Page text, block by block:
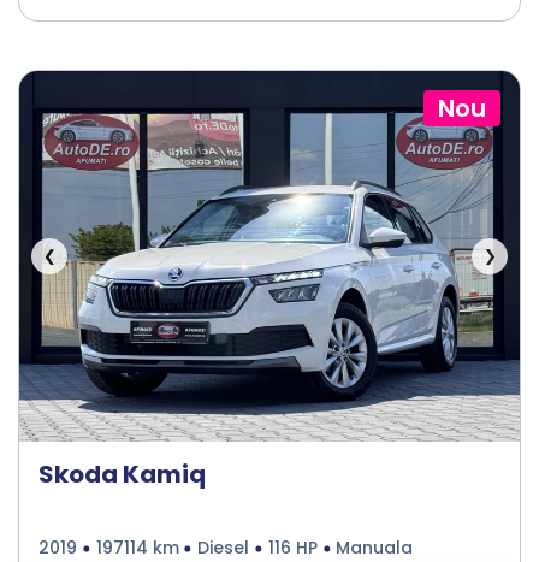
Nou
❮ ❯
Skoda Kamiq
2019 197114 km Diesel 116 HP Manuala